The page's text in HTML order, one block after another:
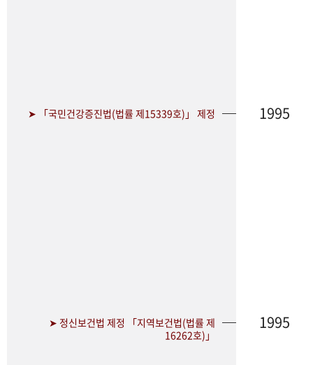
➤ 「국민건강증진법(법률 제15339호)」 제정 1995
➤ 정신보건법 제정 「지역보건법(법률 제
16262호)」
1995